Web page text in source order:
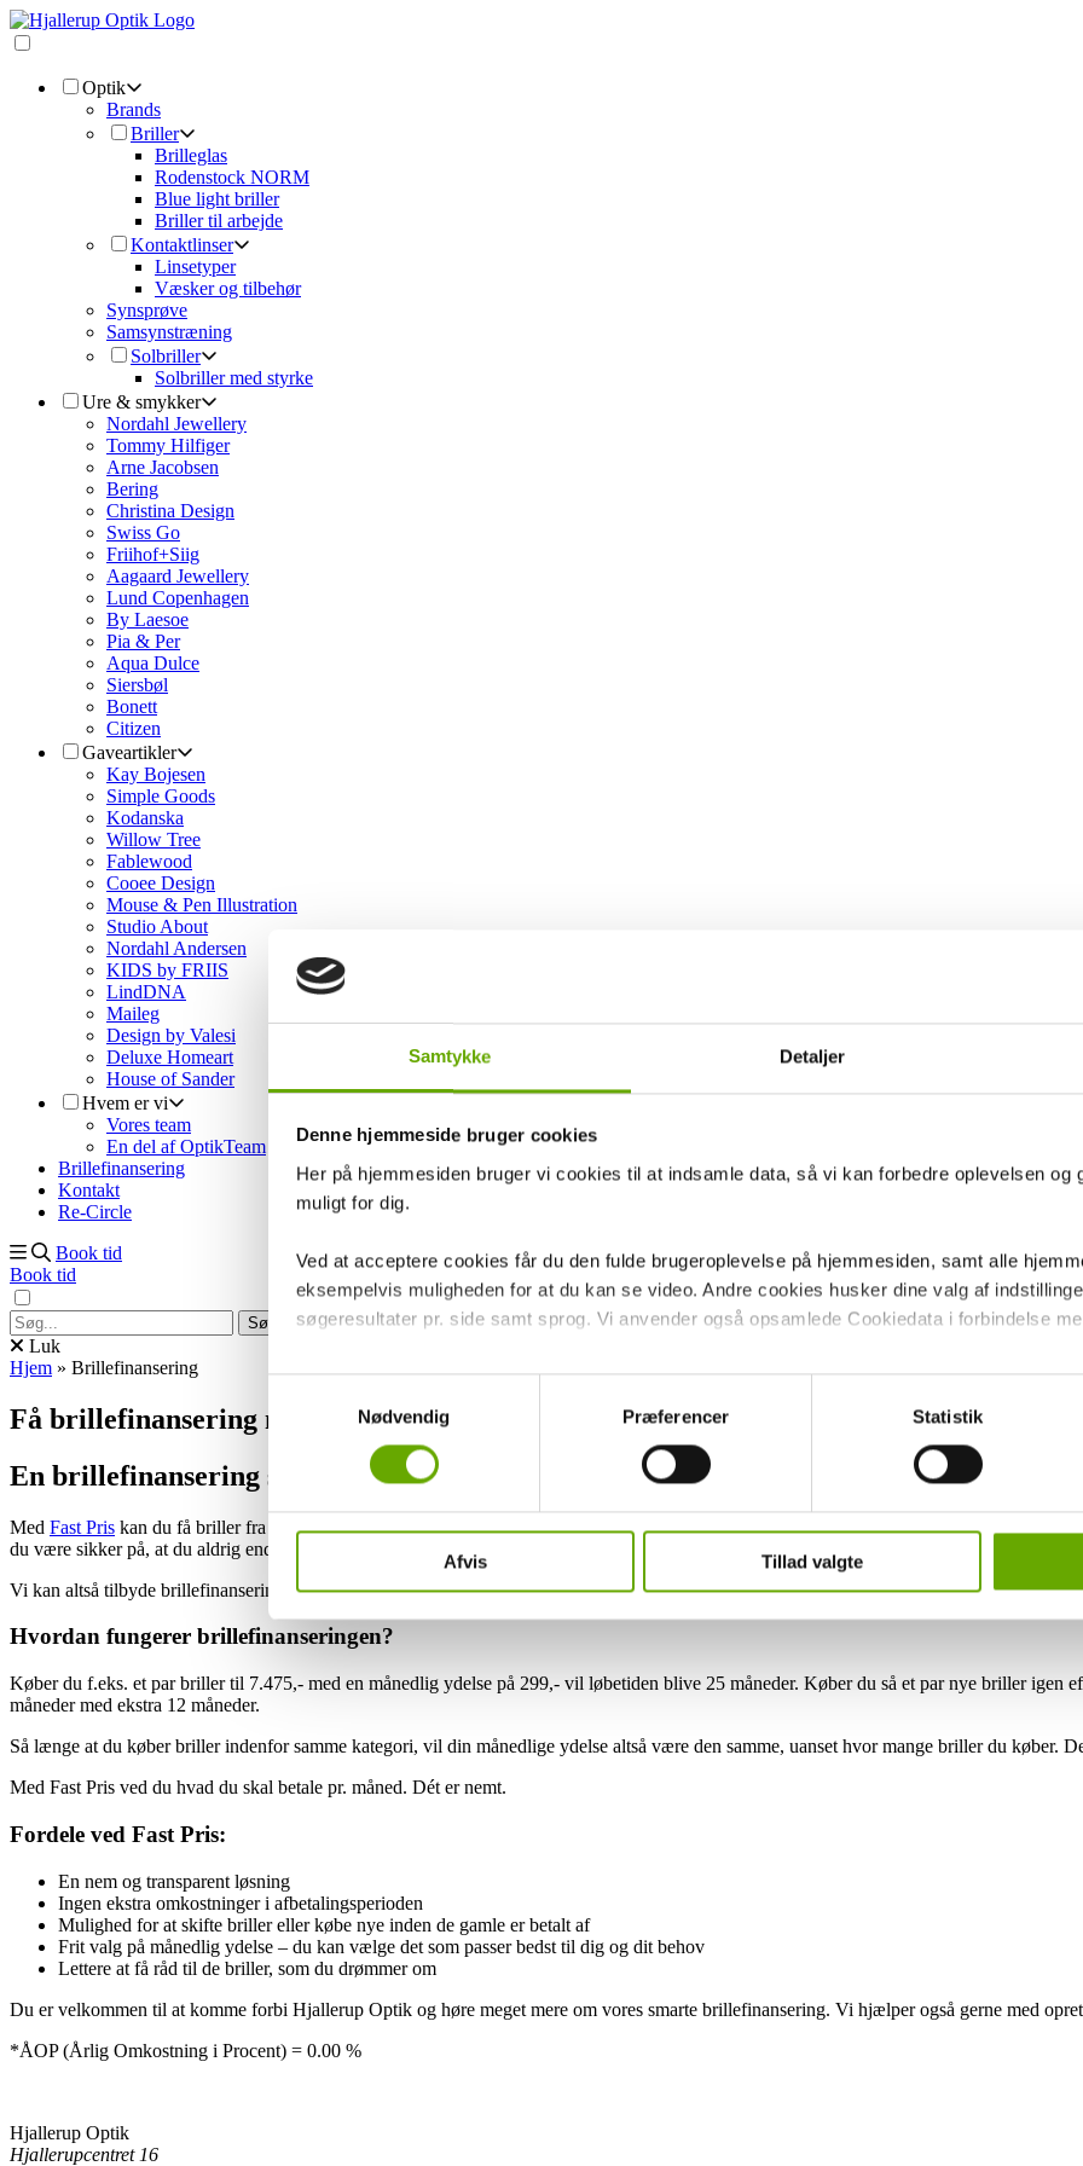
Samtykke Detaljer
Denne hjemmeside bruger cookies
Her på hjemmesiden bruger vi cookies til at indsamle data, så vi kan forbedre oplevelsen og
muligt for dig.
Ved at acceptere cookies får du den fulde brugeroplevelse på hjemmesiden, samt alle
eksempelvis muligheden for at du kan se video. Andre cookies husker dine valg af
søgeresultater pr. side samt sprog. Vi anvender også opsamlede Cookiedata i forbindelse
Ved at trykke på 'Tillad alle' giver du samtykke til alle disse formål. Du kan også vælge at
give samtykke til ved at benytte checkboksene ud for formålet, og derefter trykke på 'Gem
Du kan læse mere om vores brug af cookies og andre teknologier, samt om vores
Nødvendig
Præferencer Statistik
Afvis Tillad valgte
Optik
Brands
Briller
Brilleglas
Rodenstock NORM
Blue light briller
Briller til arbejde
Kontaktlinser
Linsetyper
Væsker og tilbehør
Synsprøve
Samsynstræning
Solbriller
Solbriller med styrke
Ure & smykker
Nordahl Jewellery
Tommy Hilfiger
Arne Jacobsen
Bering
Christina Design
Swiss Go
Friihof+Siig
Aagaard Jewellery
Lund Copenhagen
By Laesoe
Pia & Per
Aqua Dulce
Siersbøl
Bonett
Citizen
Gaveartikler
Kay Bojesen
Simple Goods
Kodanska
Willow Tree
Fablewood
Cooee Design
Mouse & Pen Illustration
Studio About
Nordahl Andersen
KIDS by FRIIS
LindDNA
Maileg
Design by Valesi
Deluxe Homeart
House of Sander
Hvem er vi
Vores team
En del af OptikTeam
Brillefinansering
Kontakt
Re-Circle
Book tid
Book tid
Luk
Hjem » Brillefinansering
Få brillefinansering med konceptet Fast Pris
En brillefinansering som adskiller sig fra alle andre
Med Fast Pris kan du få briller fra alle hylder. Du bestemmer selv, om den månedlige ydelse skal være på 199,- 299,- eller 499,-. Den
du være sikker på, at du aldrig ender med at betale mere for dine briller end nødvendigt.
Vi kan altså tilbyde brillefinansering uden oprettelsesgebyr, ingen renter eller andet skjulte udgifter*. Med Fast Pris betaler du kun den
Hvordan fungerer brillefinanseringen?
Køber du f.eks. et par briller til 7.475,- med en månedlig ydelse på 299,- vil løbetiden blive 25 måneder. Køber du så et par nye briller igen
måneder med ekstra 12 måneder.
Så længe at du køber briller indenfor samme kategori, vil din månedlige ydelse altså være den samme, uanset hvor mange briller du køber.
Med Fast Pris ved du hvad du skal betale pr. måned. Dét er nemt.
Fordele ved Fast Pris:
En nem og transparent løsning
Ingen ekstra omkostninger i afbetalingsperioden
Mulighed for at skifte briller eller købe nye inden de gamle er betalt af
Frit valg på månedlig ydelse – du kan vælge det som passer bedst til dig og dit behov
Lettere at få råd til de briller, som du drømmer om
Du er velkommen til at komme forbi Hjallerup Optik og høre meget mere om vores smarte brillefinansering. Vi hjælper også gerne med
*ÅOP (Årlig Omkostning i Procent) = 0.00 %
Hjallerup Optik
Hjallerupcentret 16